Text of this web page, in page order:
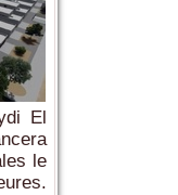
El
le